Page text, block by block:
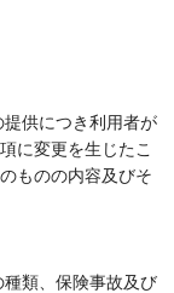
供につき利用者が
に変更を生じたこ
ものの内容及びそ
類、保険事故及び